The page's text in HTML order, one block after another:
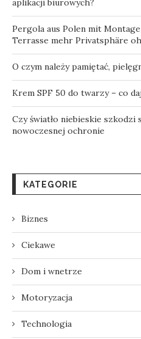
aplikacji biurowych?
Pergola aus Polen mit
Terrasse mehr Privatsphäre
O czym należy pamiętać,
Krem SPF 50 do twarzy – co
Czy światło niebieskie szkodzi
nowoczesnej ochronie
KATEGORIE
Biznes
Ciekawe
Dom i wnetrze
Motoryzacja
Technologia